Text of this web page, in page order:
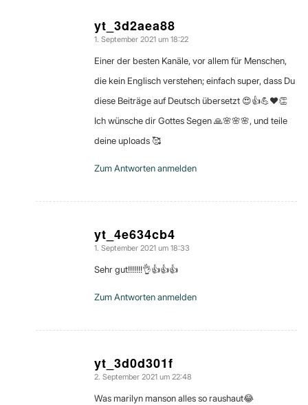
yt_3d2aea88
sagte:
1. September 2021 um 18:22
Einer der besten Kanäle, vor allem für Menschen,
die kein Englisch verstehen; einfach super, dass Du
diese Beiträge auf Deutsch übersetzt 😍👍💪❤👏
Ich wünsche dir Gottes Segen 🙏🌸🌸🌸, und teile
deine uploads 🥰
Zum Antworten anmelden
yt_4e634cb4
sagte:
1. September 2021 um 18:33
Sehr gut!!!!!!!👌👍👍👍
Zum Antworten anmelden
yt_3d0d301f
sagte:
2. September 2021 um 22:48
Was marilyn manson alles so raushaut😂